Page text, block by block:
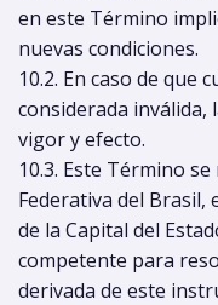
en este Término
nuevas condiciones.
10.2. En caso de que
considerada inválida,
vigor y efecto.
10.3. Este Término
Federativa del Brasil,
de la Capital del
competente para
derivada de este